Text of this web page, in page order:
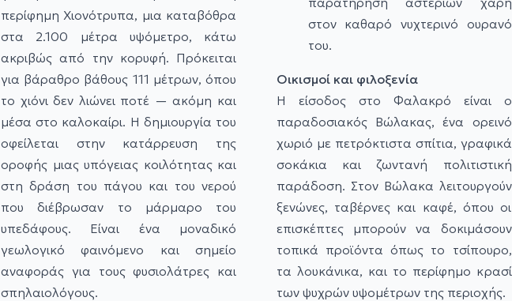
περίφημη Χιονότρυπα, μια καταβόθρα
στα 2.100 μέτρα υψόμετρο, κάτω
ακριβώς από την κορυφή. Πρόκειται
για βάραθρο βάθους 111 μέτρων, όπου
το χιόνι δεν λιώνει ποτέ — ακόμη και
μέσα στο καλοκαίρι. Η δημιουργία του
οφείλεται στην κατάρρευση της
οροφής μιας υπόγειας κοιλότητας και
στη δράση του πάγου και του νερού
που διέβρωσαν το μάρμαρο του
υπεδάφους. Είναι ένα μοναδικό
γεωλογικό φαινόμενο και σημείο
αναφοράς για τους φυσιολάτρες και
σπηλαιολόγους.
στον καθαρό νυχτερινό ουρανό
του.
Οικισμοί και φιλοξενία
Η είσοδος στο Φαλακρό είναι ο
παραδοσιακός Βώλακας, ένα ορεινό
χωριό με πετρόκτιστα σπίτια, γραφικά
σοκάκια και ζωντανή πολιτιστική
παράδοση. Στον Βώλακα λειτουργούν
ξενώνες, ταβέρνες και καφέ, όπου οι
επισκέπτες μπορούν να δοκιμάσουν
τοπικά προϊόντα όπως το τσίπουρο,
τα λουκάνικα, και το περίφημο κρασί
των ψυχρών υψομέτρων της περιοχής.